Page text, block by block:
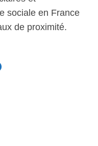
sociale en France
de proximité.